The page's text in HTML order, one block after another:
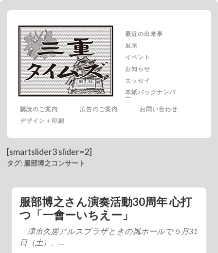
最近の出来事
展示
イベント
お知らせ
エッセイ
本紙バックナンバ
ー
購読のご案内
広告のご案内
お問い合わせ
デザイン＋印刷
[smartslider3 slider=2]
タグ: 服部博之コンサート
服部博之さん演奏活動30周年 心打
つ「一會ーいちえー」
津市久居アルスプラザときの風ホールで５月31
日（土）、…